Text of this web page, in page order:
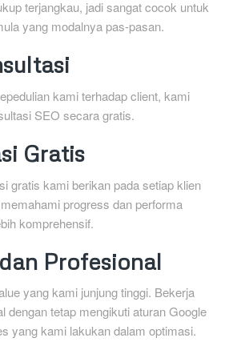
terjangkau, jadi sangat cocok untuk
yang modalnya pas-pasan.
kami terhadap client, kami
SEO secara gratis.
Gratis
gratis kami berikan pada setiap klien
progress dan performa
komprehensif.
Profesional
yang kami junjung tinggi. Bekerja
dengan tetap mengikuti aturan Google
yang kami lakukan dalam optimasi.